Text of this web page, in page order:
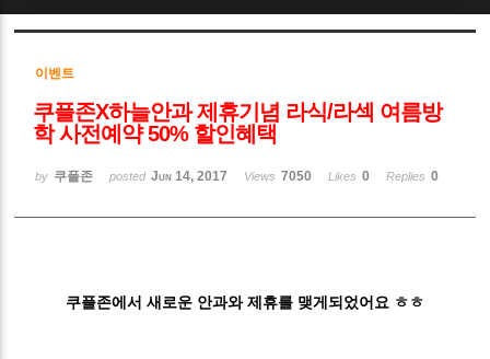
이벤트
쿠플존X하늘안과 제휴기념 라식/라섹 여름방
학 사전예약 50% 할인혜택
by 쿠플존 posted Jun 14, 2017 Views 7050 Likes 0 Replies 0
쿠플존에서 새로운 안과와 제휴를 맺게되었어요 ㅎㅎ
Sketchbook5, 스케치북5
Sketchbook5, 스케치북5